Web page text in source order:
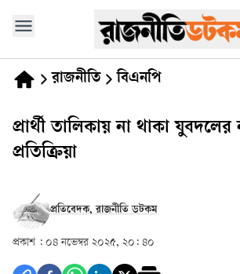
রাজনীতি বিএনপি
প্রার্থী তালিকায় না থাকা
প্রতিক্রিয়া
প্রতিবেদক, রাজনীতি ডটকম
প্রকাশ : ০৪ নভেম্বর ২০২৫, ২০: ৪০